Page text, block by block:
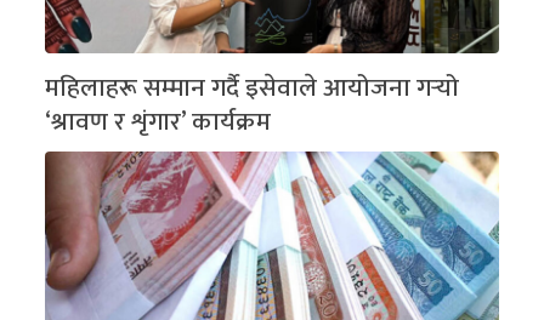
महिलाहरू सम्मान गर्दै इसेवाले आयोजना गर्‍यो
‘श्रावण र शृंगार’ कार्यक्रम